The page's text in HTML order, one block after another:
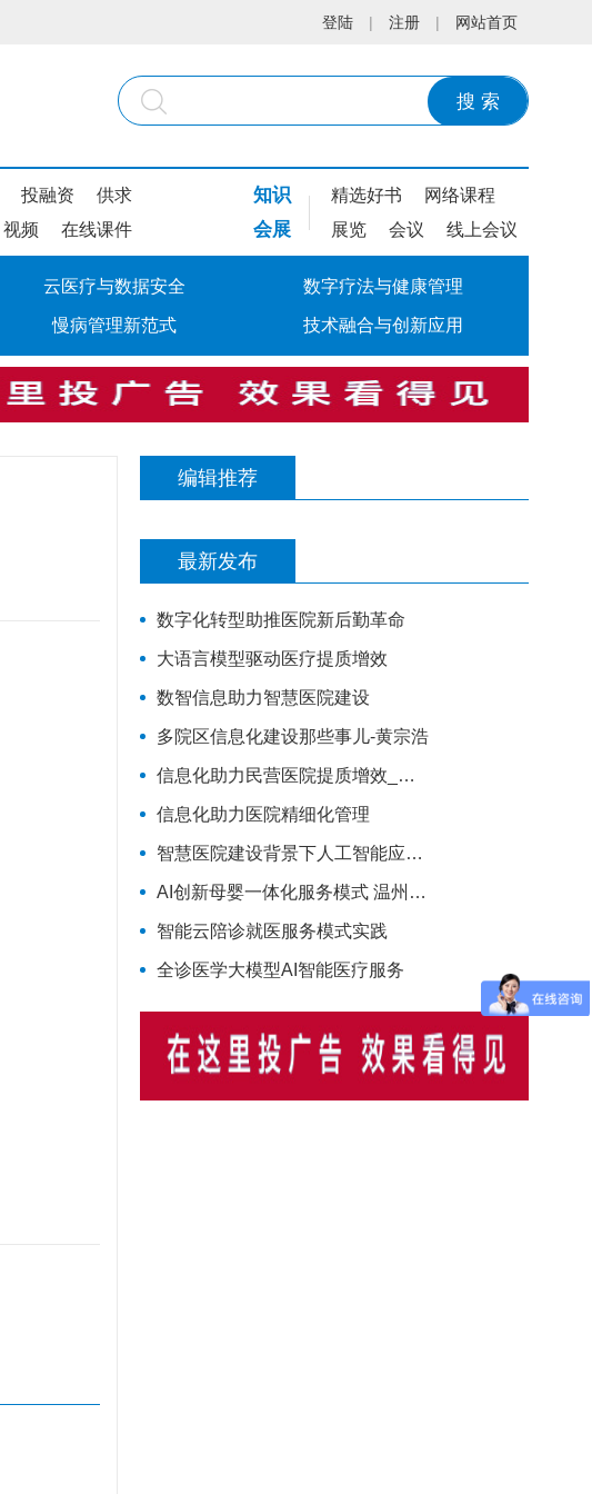
登陆 | 注册 | 网站首页
搜 索
投融资 供求
视频 在线课件
知识 精选好书 网络课程
会展 展览 会议 线上会议
云医疗与数据安全 数字疗法与健康管理
慢病管理新范式 技术融合与创新应用
编辑推荐
最新发布
数字化转型助推医院新后勤革命
大语言模型驱动医疗提质增效
数智信息助力智慧医院建设
多院区信息化建设那些事儿-黄宗浩
信息化助力民营医院提质增效_苏州明基医院潘爱女
信息化助力医院精细化管理
智慧医院建设背景下人工智能应用实践
AI创新母婴一体化服务模式 温州市人民医院
智能云陪诊就医服务模式实践
全诊医学大模型AI智能医疗服务